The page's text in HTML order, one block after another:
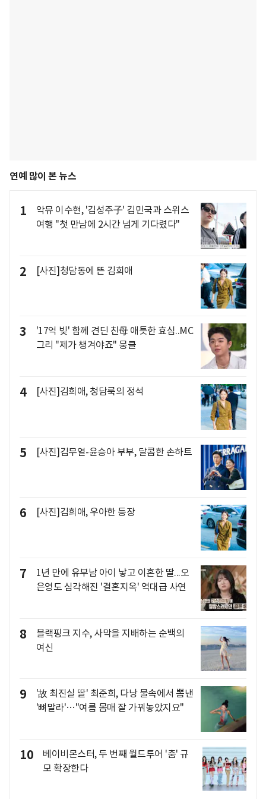
연예 많이 본 뉴스
1
악뮤 이수현, '김성주子' 김민국과 스위스
여행 "첫 만남에 2시간 넘게 기다렸다"
2 [사진]청담동에 뜬 김희애
3
'17억 빚' 함께 견딘 친母 애틋한 효심..MC
그리 "제가 챙겨야죠" 뭉클
4 [사진]김희애, 청담룩의 정석
5 [사진]김무열-윤승아 부부, 달콤한 손하트
6 [사진]김희애, 우아한 등장
7
1년 만에 유부남 아이 낳고 이혼한 딸...오
은영도 심각해진 '결혼지옥' 역대급 사연
8
블랙핑크 지수, 사막을 지배하는 순백의
여신
9
'故 최진실 딸' 최준희, 다낭 물속에서 뽐낸
'뼈말라'…"여름 몸매 잘 가꿔놓았지요"
10
베이비몬스터, 두 번째 월드투어 '춤' 규
모 확장한다